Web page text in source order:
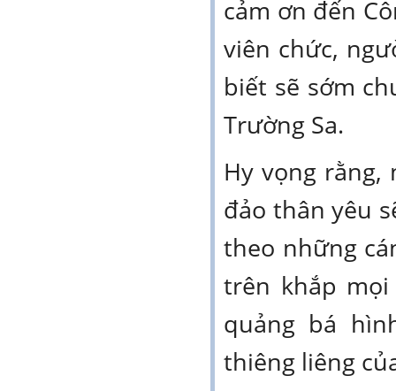
cảm ơn đến
viên chức,
biết sẽ sớm
Trường Sa.
Hy vọng
đảo thân yêu
theo những
trên khắp
quảng bá
thiêng liêng